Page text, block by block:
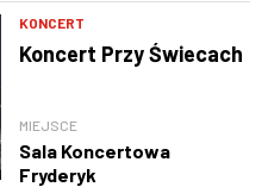
KONCERT
Koncert Przy Świecach
MIEJSCE
Sala Koncertowa
Fryderyk